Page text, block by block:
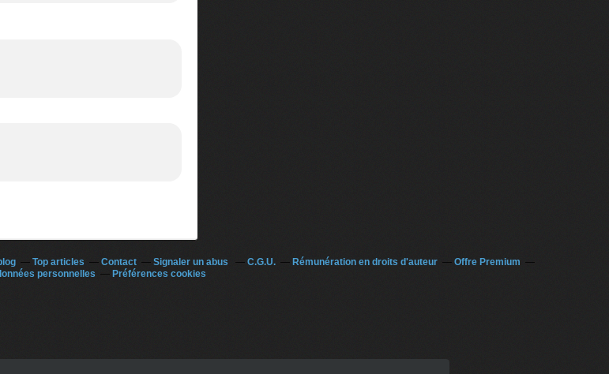
Top articles Contact Signaler un abus C.G.U. Rémunération en droits d'auteur
Offre Premium
personnelles
Préférences cookies